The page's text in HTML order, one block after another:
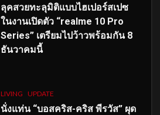
ลุคสวยทะลุมิติแบบไฮเปอร์สเปซ
ในงานเปิดตัว “realme 10 Pro
Series” เตรียมไปว้าวพร้อมกัน 8
ธันวาคมนี้
LIVING UPDATE
นั่งแท่น “บอสคริส-คริส พีรวัส” ผุด